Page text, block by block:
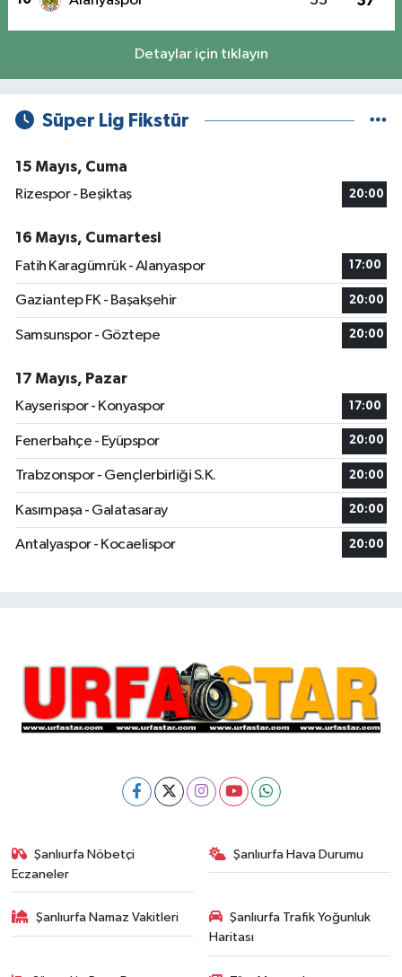
Detaylar için tıklayın
Süper Lig Fikstür
15 Mayıs, Cuma
Rizespor - Beşiktaş
20:00
16 Mayıs, Cumartesi
Fatih Karagümrük - Alanyaspor
17:00
Gaziantep FK - Başakşehir 20:00
Samsunspor - Göztepe 20:00
17 Mayıs, Pazar
Kayserispor - Konyaspor
17:00
Fenerbahçe - Eyüpspor 20:00
Trabzonspor - Gençlerbirliği S.K. 20:00
Kasımpaşa - Galatasaray 20:00
Antalyaspor - Kocaelispor 20:00
Şanlıurfa Nöbetçi
Eczaneler
Şanlıurfa Hava Durumu
Şanlıurfa Namaz Vakitleri
Şanlıurfa Trafik Yoğunluk
Haritası